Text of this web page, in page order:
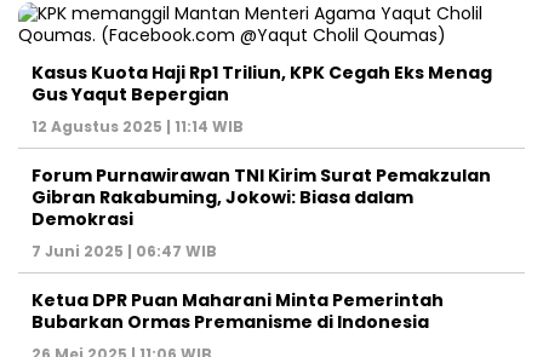
+62855-7777888
MEDIA NETWORK
Jakarta Banten Jawa Barat Jawa Tengah DIY Jawa Timur
Sumatera Kalimantan Sulawesi Maluku Nusa Tenggara
HOME HISTORI MEDIA
TIM REDAKSI
KODE ETIK
PEDOMAN MEDIA
HAK JAWAB
KONTAK IKLAN